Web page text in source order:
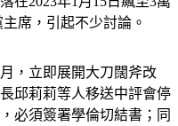
席，引起不少討論。
，立即展開大刀闊斧改
邱莉莉等人移送中評會停
必須簽署學倫切結書；同